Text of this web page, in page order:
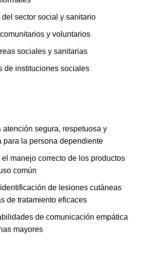
sector social y sanitario
y voluntarios
sociales y sanitarias
de instituciones sociales
atención segura, respetuosa y
para la persona dependiente
el manejo correcto de los productos
común
de lesiones cutáneas
de tratamiento eficaces
de comunicación empática
mayores